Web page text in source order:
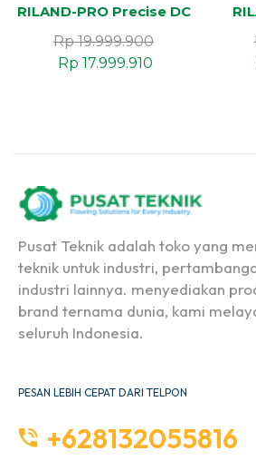
RILAND-PRO Precise DC
TIG Series TIG-315P
AC/DC
Rp19.999.900
Rp 17.999.910
Pusat Teknik adalah toko yang
teknik untuk industri,
industri lainnya. menyediakan
brand ternama dunia, kami
seluruh Indonesia.
PESAN LEBIH CEPAT DARI TELPON
+628132055816